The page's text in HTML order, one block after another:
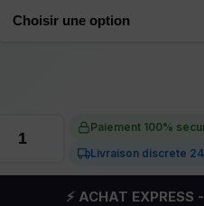
quantité de String tulle et
Paiement 100%
Livraison discrete
⚡ ACHAT